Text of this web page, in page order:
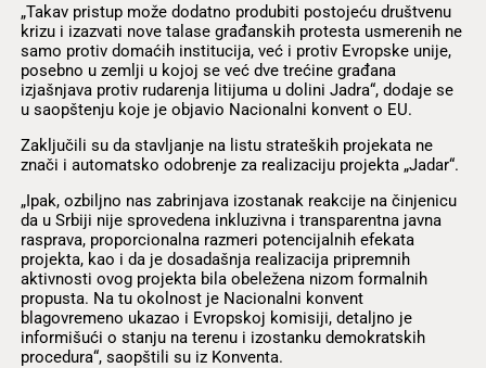
„Takav pristup može dodatno produbiti postojeću društvenu
krizu i izazvati nove talase građanskih protesta usmerenih ne
samo protiv domaćih institucija, već i protiv Evropske unije,
posebno u zemlji u kojoj se već dve trećine građana
izjašnjava protiv rudarenja litijuma u dolini Jadra“, dodaje se
u saopštenju koje je objavio Nacionalni konvent o EU.
Zaključili su da stavljanje na listu strateških projekata ne
znači i automatsko odobrenje za realizaciju projekta „Jadar“.
„Ipak, ozbiljno nas zabrinjava izostanak reakcije na činjenicu
da u Srbiji nije sprovedena inkluzivna i transparentna javna
rasprava, proporcionalna razmeri potencijalnih efekata
projekta, kao i da je dosadašnja realizacija pripremnih
aktivnosti ovog projekta bila obeležena nizom formalnih
propusta. Na tu okolnost je Nacionalni konvent
blagovremeno ukazao i Evropskoj komisiji, detaljno je
informišući o stanju na terenu i izostanku demokratskih
procedura“, saopštili su iz Konventa.